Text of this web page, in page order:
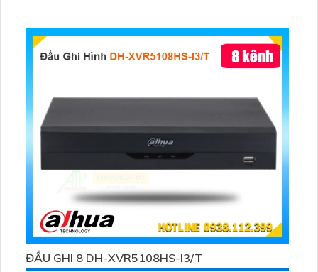
ĐẦU GHI 8 DH-XVR5108HS-I3/T